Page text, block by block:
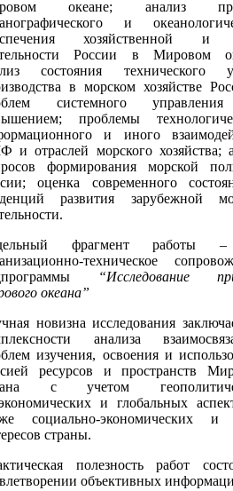
океане; анализ
и
хозяйственной и
России в Мировом
состояния технического
в морском хозяйстве
системного
проблемы
и иного
и отраслей морского хозяйства;
формирования морской
оценка современного
развития зарубежной
фрагмент работы
техническое
“Исследование
океана”
новизна исследования
анализа
изучения, освоения и
ресурсов и пространств
с учетом
и глобальных
социально-экономических
страны.
полезность работ
объективных